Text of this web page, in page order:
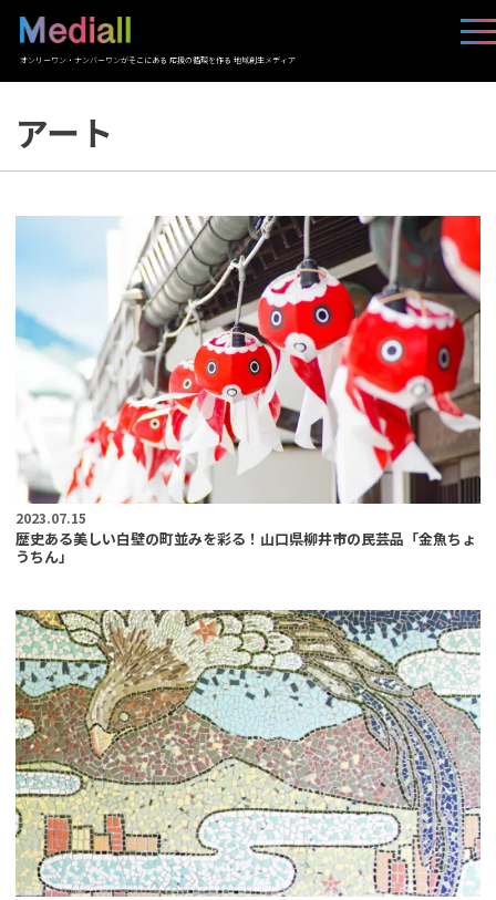
オンリーワン・ナンバーワンがそこにある 応援の循環を作る 地域創生メディア
アート
2023.07.15
歴史ある美しい白壁の町並みを彩る！山口県柳井市の民芸品「金魚ちょ
うちん」